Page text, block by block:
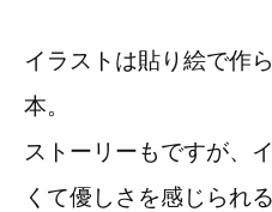
イラストは貼り絵で作
本。
ストーリーもですが、
くて優しさを感じられ